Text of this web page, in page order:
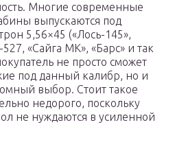
Многие современные
выпускаются под
5,56×45 («Лось-145»,
«Сайга МК», «Барс» и так
не просто сможет
под данный калибр, но и
выбор. Стоит такое
недорого, поскольку
не нуждаются в усиленной